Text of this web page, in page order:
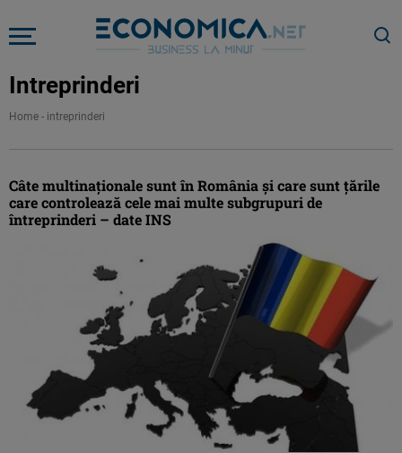
Intreprinderi
Home - intreprinderi
Câte multinaţionale sunt în România şi care sunt ţările
care controlează cele mai multe subgrupuri de
întreprinderi – date INS